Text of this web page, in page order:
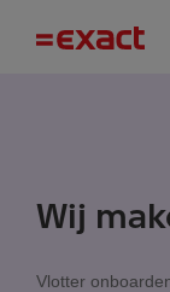
Wij
Vlotter